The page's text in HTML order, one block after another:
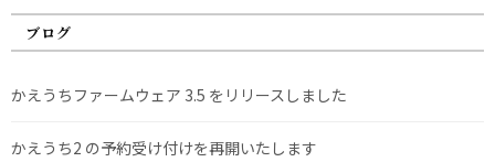
ブログ
かえうちファームウェア 3.5 をリリースしました
かえうち2 の予約受け付けを再開いたします